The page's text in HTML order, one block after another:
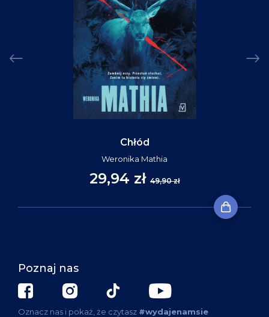
Chłód
Weronika Mathia
29,94 zł 49,90 zł
Poznaj nas
Oznacz nas i pokaż, że czytasz #wydajenamsie